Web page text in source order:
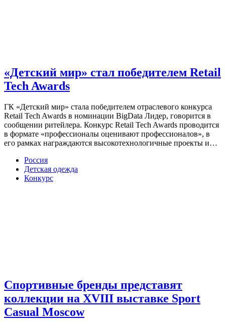
«Детский мир» стал победителем Retail
Tech Awards
ГК «Детский мир» стала победителем отраслевого конкурса
Retail Tech Awards в номинации BigData Лидер, говорится в
сообщении ритейлера. Конкурс Retail Tech Awards проводится
в формате «профессионалы оценивают профессионалов», в
его рамках награждаются высокотехнологичные проекты и…
Россия
Детская одежда
Конкурс
Спортивные бренды представят
коллекции на XVIII выставке Sport
Casual Moscow